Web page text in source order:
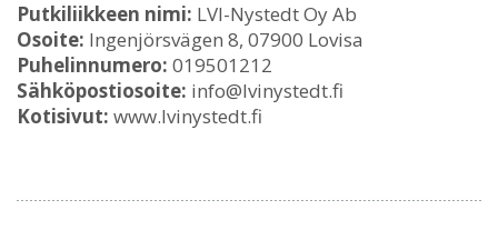
Putkiliikkeen nimi: LVI-Nystedt Oy Ab
Osoite: Ingenjörsvägen 8, 07900 Lovisa
Puhelinnumero: 019501212
Sähköpostiosoite: info@lvinystedt.fi
Kotisivut: www.lvinystedt.fi